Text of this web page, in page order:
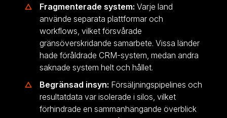
Fragmenterade system: Varje land
använde separata plattformar och
workflows, vilket försvårade
gränsöverskridande samarbete. Vissa länder
hade föråldrade CRM-system, medan andra
saknade system helt och hållet.
Begränsad insyn: Försäljningspipelines och
resultatdata var isolerade i silos, vilket
förhindrade en sammanhängande överblick